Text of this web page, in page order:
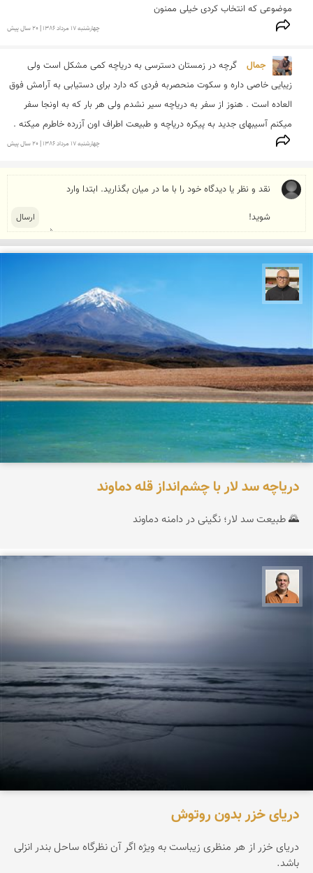
موضوعی كه انتخاب كردی خیلی ممنون
چهارشنبه 17 مرداد 1386 | 20 سال پیش
جمال
میکنم آسیبهای جدید به پیکره دریاچه و طبیعت اطراف اون آزرده خاطرم میکنه .
چهارشنبه 17 مرداد 1386 | 20 سال پیش
دریاچه سد لار با چشم‌انداز قله دماوند
🌄 طبیعت سد لار؛ نگینی در دامنه دماوند
دریای خزر بدون روتوش
دریای خزر از هر منظری زیباست به ویژه اگر آن نظرگاه ساحل بندر انزلی
باشد.